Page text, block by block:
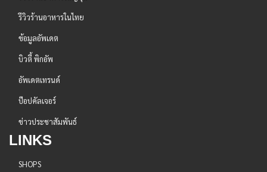
รีวิวร้านอาหารในไทย
ข้อมูลอัพเดต
บิวตี้ พิกอัพ
อัพเดตเทรนด์
ป๊อปคัลเจอร์
ข่าวประชาสัมพันธ์
LINKS
SHOPS